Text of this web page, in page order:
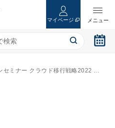
マイページ
行戦略2022 ～経営層が意識すべきクラウド活用のポイント～